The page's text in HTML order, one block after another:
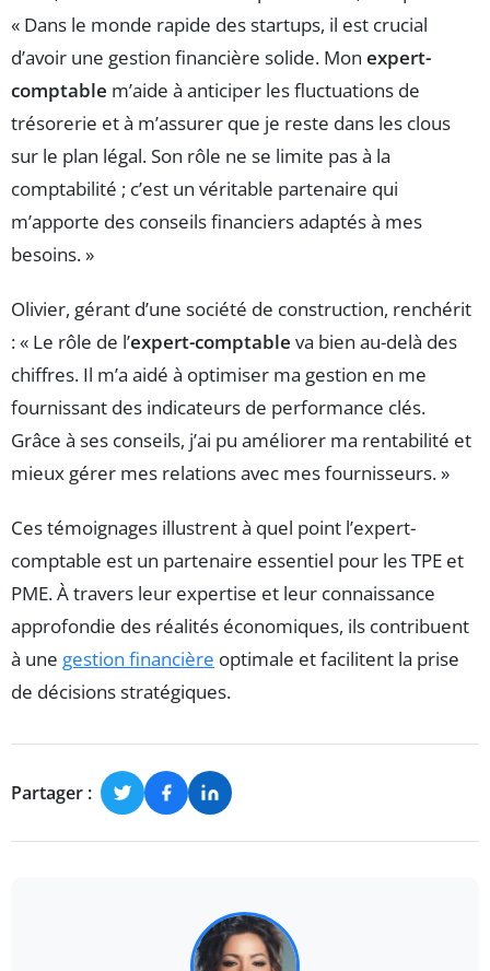
« Dans le monde rapide des startups, il est crucial
d’avoir une gestion financière solide. Mon expert-
comptable m’aide à anticiper les fluctuations de
trésorerie et à m’assurer que je reste dans les clous
sur le plan légal. Son rôle ne se limite pas à la
comptabilité ; c’est un véritable partenaire qui
m’apporte des conseils financiers adaptés à mes
besoins. »
Olivier, gérant d’une société de construction, renchérit
: « Le rôle de l’expert-comptable va bien au-delà des
chiffres. Il m’a aidé à optimiser ma gestion en me
fournissant des indicateurs de performance clés.
Grâce à ses conseils, j’ai pu améliorer ma rentabilité et
mieux gérer mes relations avec mes fournisseurs. »
Ces témoignages illustrent à quel point l’expert-
comptable est un partenaire essentiel pour les TPE et
PME. À travers leur expertise et leur connaissance
approfondie des réalités économiques, ils contribuent
à une gestion financière optimale et facilitent la prise
de décisions stratégiques.
Partager :